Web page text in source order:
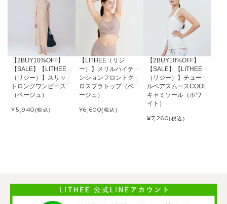
【2BUY10%OFF】
【SALE】【LITHEE
（リジー）】スリッ
トロングワンピース
（ベージュ）
¥5,940(税込)
【LITHEE（リジ
ー）】メリルハイテ
ンションフロントク
ロスブラトップ（ベ
ージュ）
¥6,600(税込)
【2BUY10%OFF】
【SALE】【LITHEE
（リジー）】チュー
ルベアスムースCOOL
キャミソール（ホワ
イト）
¥7,260(税込)